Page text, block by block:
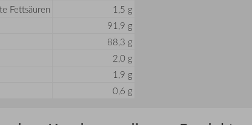
Fettsäuren
1,5 g
91,9 g
88,3 g
2,0 g
1,9 g
0,6 g